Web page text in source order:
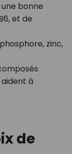
bonne
et de
zinc,
à
de